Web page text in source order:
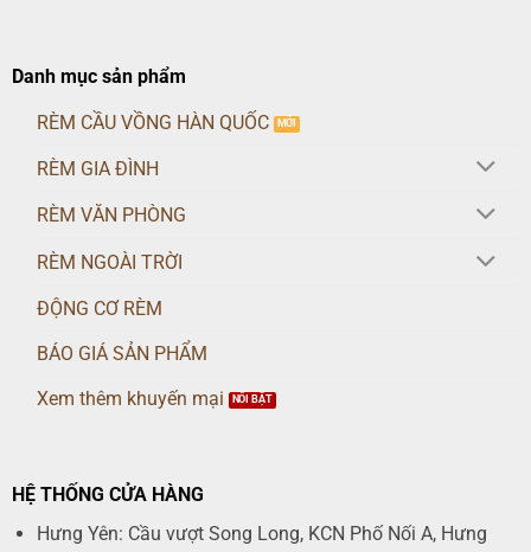
Danh mục sản phẩm
RÈM CẦU VỒNG HÀN QUỐC
RÈM GIA ĐÌNH
RÈM VĂN PHÒNG
RÈM NGOÀI TRỜI
ĐỘNG CƠ RÈM
BÁO GIÁ SẢN PHẨM
Xem thêm khuyến mại
HỆ THỐNG CỬA HÀNG
Hưng Yên: Cầu vượt Song Long, KCN Phố Nối A, Hưng